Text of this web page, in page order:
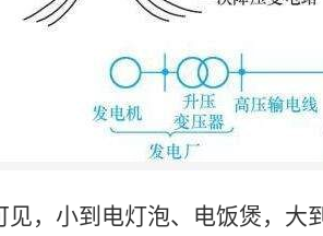
见，小到电灯泡、电饭煲，